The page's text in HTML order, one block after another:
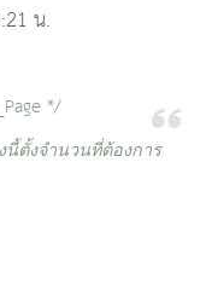
น.
*/
นี้ตั้งจำนวนที่ต้องการ